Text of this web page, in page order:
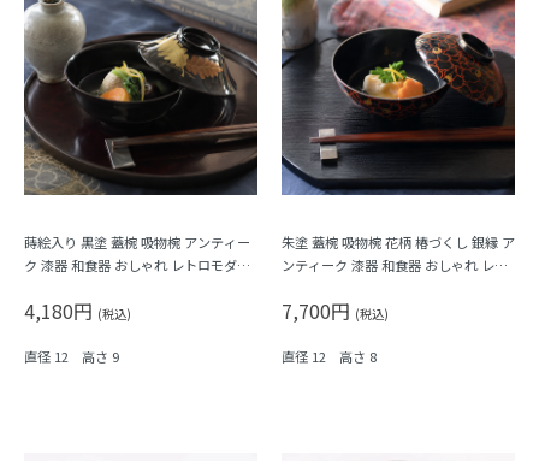
蒔絵入り 黒塗 蓋椀 吸物椀 アンティー
ク 漆器 和食器 おしゃれ レトロモダン
4,180円 (税込)
直径 12 高さ 9
朱塗 蓋椀 吸物椀 花柄 椿づくし 銀縁 ア
ンティーク 漆器 和食器 おしゃれ レト
7,700円 (税込)
直径 12 高さ 8